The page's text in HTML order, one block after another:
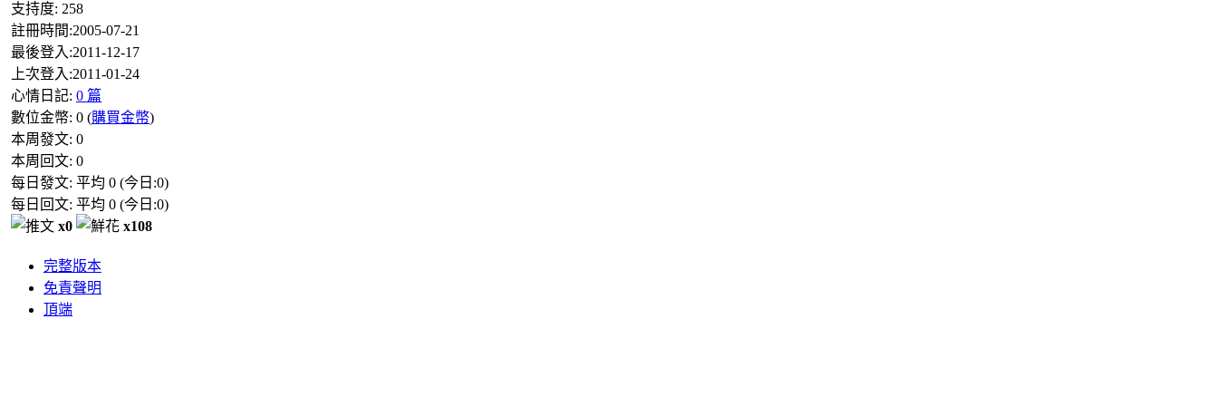
支持度: 258
註冊時間:2005-07-21
最後登入:2011-12-17
上次登入:2011-01-24
心情日記: 0 篇
數位金幣: 0 (購買金幣)
本周發文: 0
本周回文: 0
每日發文: 平均 0 (今日:0)
每日回文: 平均 0 (今日:0)
x0
x108
完整版本
免責聲明
頂端